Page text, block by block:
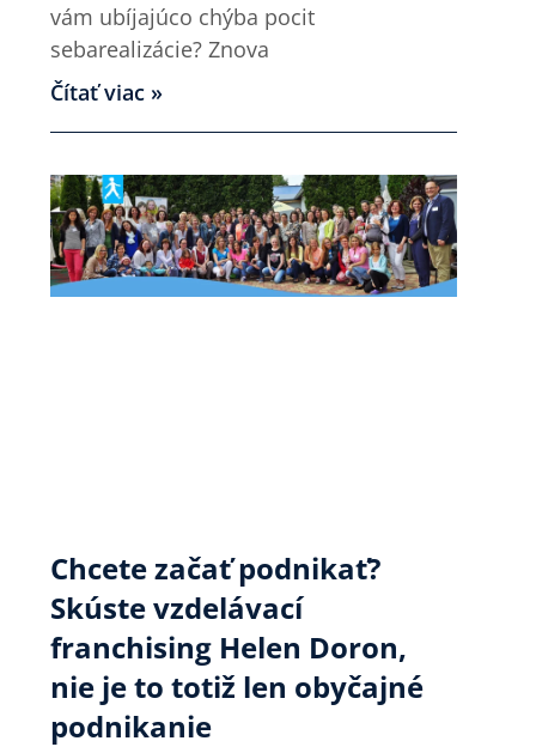
vám ubíjajúco chýba pocit
sebarealizácie? Znova
Čítať viac »
Chcete začať podnikať?
Skúste vzdelávací
franchising Helen Doron,
nie je to totiž len obyčajné
podnikanie